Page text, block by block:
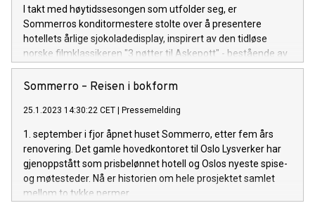
I takt med høytidssesongen som utfolder seg, er
Sommerros konditormestere stolte over å presentere
hotellets årlige sjokoladedisplay, inspirert av den tidløse
norske filmklassikeren "3 nøtter til Askepott" - bestående av
60kg Valhronasjokolade.
Sommerro – Reisen i bokform
25.1.2023 14:30:22 CET Pressemelding
1. september i fjor åpnet huset Sommerro, etter fem års
renovering. Det gamle hovedkontoret til Oslo Lysverker har
gjenoppstått som prisbelønnet hotell og Oslos nyeste spise-
og møtesteder. Nå er historien om hele prosjektet samlet
mellom to tykke permer.